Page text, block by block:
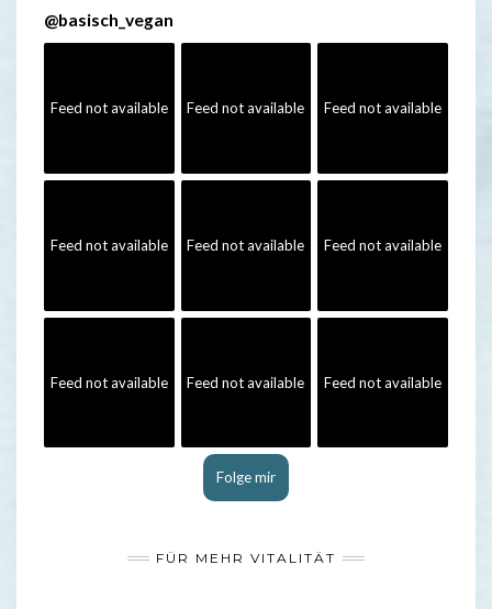
@basisch_vegan
Feed not available Feed not available Feed not available
Feed not available Feed not available Feed not available
Feed not available Feed not available Feed not available
Folge mir
FÜR MEHR VITALITÄT